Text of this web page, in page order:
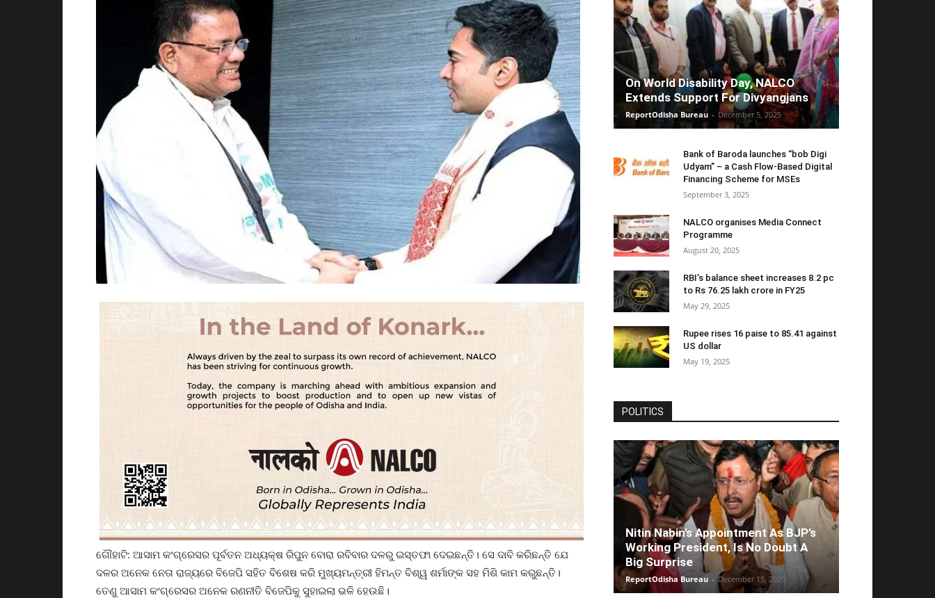
ଗୌହାଟି: ଆସାମ କଂଗ୍ରେସର ପୂର୍ବତନ ଅଧ୍ୟକ୍ଷ ରିପୁନ ବୋରା ରବିବାର ଦଳରୁ ଇସ୍ତଫା ଦେଇଛନ୍ତି। ସେ ଦାବି କରିଛନ୍ତି ଯେ
ଦଳର ଅନେକ ନେତା ରାଜ୍ୟରେ ବିଜେପି ସହିତ ବିଶେଷ କରି ମୁଖ୍ୟମନ୍ତ୍ରୀ ହିମନ୍ତ ବିଶ୍ୱ ଶର୍ମାଙ୍କ ସହ ମିଶି କାମ କରୁଛନ୍ତି।
ତେଣୁ ଆସାମ କଂଗ୍ରେସର ଅନେକ ରଣନୀତି ବିଜେପିକୁ ସୁହାଇଲା ଭଳି ହେଉଛି।
On World Disability Day, NALCO
Extends Support For Divyangjans
ReportOdisha Bureau - December 5, 2025
Bank of Baroda launches “bob Digi
Udyam” – a Cash Flow-Based Digital
Financing Scheme for MSEs
September 3, 2025
NALCO organises Media Connect
Programme
August 20, 2025
RBI’s balance sheet increases 8.2 pc
to Rs 76.25 lakh crore in FY25
May 29, 2025
Rupee rises 16 paise to 85.41 against
US dollar
May 19, 2025
POLITICS
Nitin Nabin’s Appointment As BJP’s
Working President, Is No Doubt A
Big Surprise
ReportOdisha Bureau - December 15, 2025